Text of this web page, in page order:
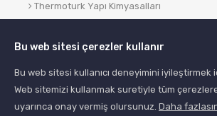
Thermoturk Yapı Kimyasalları
Blog
Bu web sitesi çerezler kullanır
Bu web sitesi kullanıcı deneyimini iyileştirmek
Web sitemizi kullanmak suretiyle tüm
uyarınca onay vermiş olursunuz. Daha